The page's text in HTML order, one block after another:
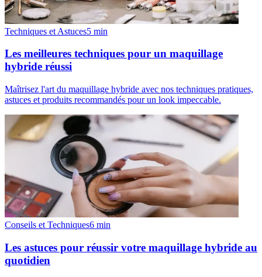
Techniques et Astuces5 min
Les meilleures techniques pour un maquillage
hybride réussi
Maîtrisez l'art du maquillage hybride avec nos techniques pratiques,
astuces et produits recommandés pour un look impeccable.
Conseils et Techniques6 min
Les astuces pour réussir votre maquillage hybride au
quotidien